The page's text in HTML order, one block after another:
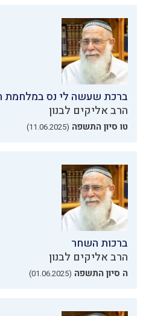
ברכת שעשה לי נס במלחמת
הרב אליקים לבנון
טו סיון התשפה (11.06.2025)
ברכות השחר
הרב אליקים לבנון
ה סיון התשפה (01.06.2025)